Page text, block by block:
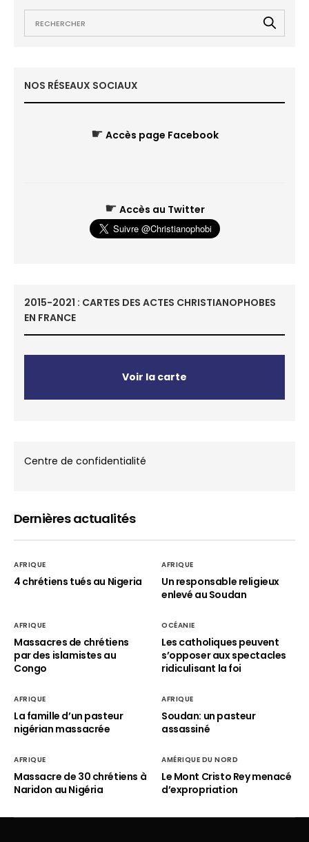
NOS RÉSEAUX SOCIAUX
☛ Accès page Facebook
☛ Accès au Twitter
2015-2021 : CARTES DES ACTES CHRISTIANOPHOBES
EN FRANCE
Voir la carte
Centre de confidentialité
Dernières actualités
AFRIQUE
4 chrétiens tués au Nigeria
AFRIQUE
Un responsable religieux
enlevé au Soudan
AFRIQUE
Massacres de chrétiens
par des islamistes au
Congo
OCÉANIE
Les catholiques peuvent
s’opposer aux spectacles
ridiculisant la foi
AFRIQUE
La famille d’un pasteur
nigérian massacrée
AFRIQUE
Soudan: un pasteur
assassiné
AFRIQUE
Massacre de 30 chrétiens à
Naridon au Nigéria
AMÉRIQUE DU NORD
Le Mont Cristo Rey menacé
d’expropriation